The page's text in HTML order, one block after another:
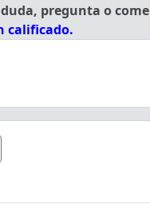
pregunta o
calificado.